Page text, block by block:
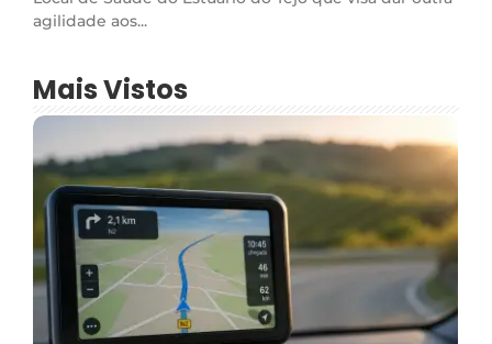
agilidade aos...
Mais Vistos